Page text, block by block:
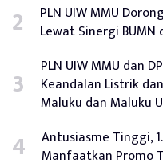
PLN UIW MMU
Lewat Sinergi BUMN
PLN UIW MMU dan
Keandalan Listrik
Maluku dan Maluku
Antusiasme Tinggi,
Manfaatkan Promo